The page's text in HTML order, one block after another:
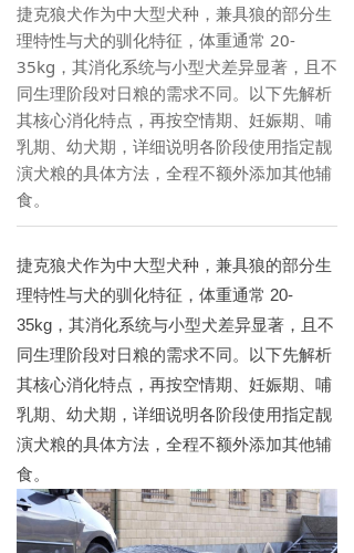
捷克狼犬作为中大型犬种，兼具狼的部分生
理特性与犬的驯化特征，体重通常 20-
35kg，其消化系统与小型犬差异显著，且不
同生理阶段对日粮的需求不同。以下先解析
其核心消化特点，再按空情期、妊娠期、哺
乳期、幼犬期，详细说明各阶段使用指定靓
演犬粮的具体方法，全程不额外添加其他辅
食。
捷克狼犬作为中大型犬种，兼具狼的部分生
理特性与犬的驯化特征，体重通常 20-
35kg ，其消化系统与小型犬差异显著，且不
同生理阶段对日粮的需求不同。以下先解析
其核心消化特点，再按空情期、妊娠期、哺
乳期、幼犬期，详细说明各阶段使用指定靓
演犬粮的具体方法，全程不额外添加其他辅
食。